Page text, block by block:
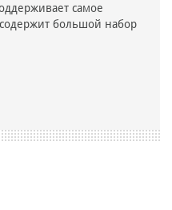
самое
большой набор